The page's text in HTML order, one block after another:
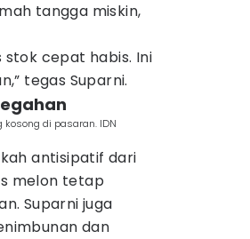
tangga miskin,
stok cepat habis. Ini
tegas Suparni.
di pasaran. IDN
antisipatif dari
melon tetap
Suparni juga
dan